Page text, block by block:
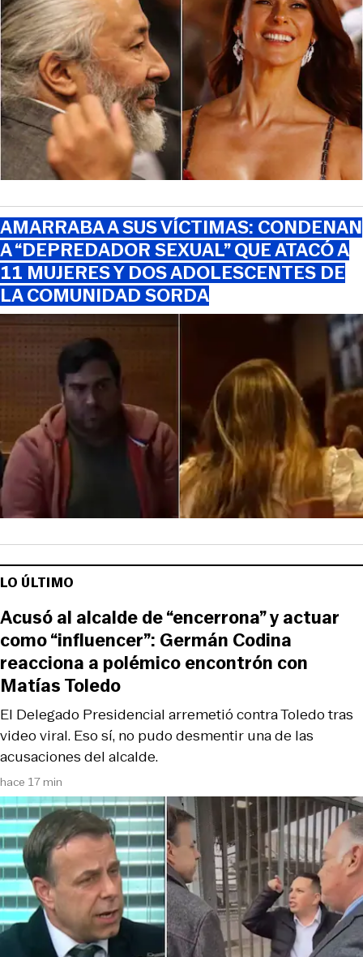
AMARRABA A SUS VÍCTIMAS: CONDENAN
A “DEPREDADOR SEXUAL” QUE ATACÓ A
11 MUJERES Y DOS ADOLESCENTES DE
LA COMUNIDAD SORDA
LO ÚLTIMO
hace 17 min
El Delegado Presidencial arremetió contra Toledo tras
video viral. Eso sí, no pudo desmentir una de las
acusaciones del alcalde.
Acusó al alcalde de “encerrona” y actuar
como “influencer”: Germán Codina
reacciona a polémico encontrón con
Matías Toledo